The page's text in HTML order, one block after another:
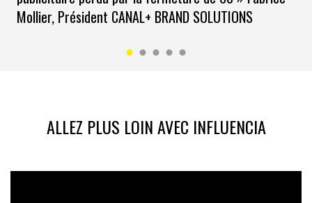
Mollier, Président CANAL+ BRAND SOLUTIONS
ALLEZ PLUS LOIN AVEC INFLUENCIA